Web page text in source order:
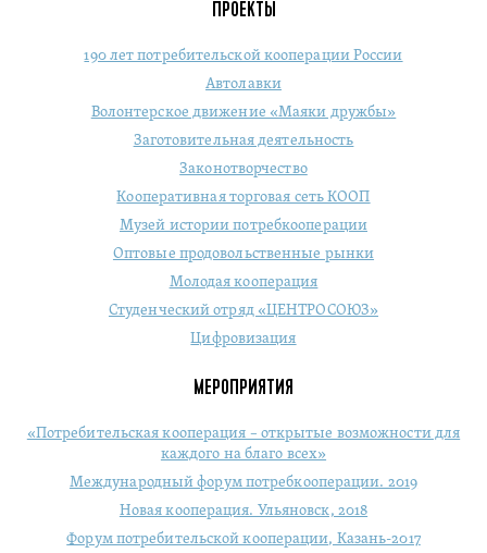
ПРОЕКТЫ
190 лет потребительской кооперации России
Автолавки
Волонтерское движение «Маяки дружбы»
Заготовительная деятельность
Законотворчество
Кооперативная торговая сеть КООП
Музей истории потребкооперации
Оптовые продовольственные рынки
Молодая кооперация
Студенческий отряд «ЦЕНТРОСОЮЗ»
Цифровизация
МЕРОПРИЯТИЯ
«Потребительская кооперация – открытые возможности для
каждого на благо всех»
Международный форум потребкооперации. 2019
Новая кооперация. Ульяновск, 2018
Форум потребительской кооперации, Казань-2017